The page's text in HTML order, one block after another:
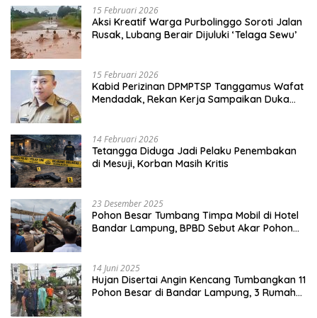
15 Februari 2026
Aksi Kreatif Warga Purbolinggo Soroti Jalan
Rusak, Lubang Berair Dijuluki ‘Telaga Sewu’
15 Februari 2026
Kabid Perizinan DPMPTSP Tanggamus Wafat
Mendadak, Rekan Kerja Sampaikan Duka
14 Februari 2026
Tetangga Diduga Jadi Pelaku Penembakan
di Mesuji, Korban Masih Kritis
23 Desember 2025
Pohon Besar Tumbang Timpa Mobil di Hotel
Bandar Lampung, BPBD Sebut Akar Pohon
14 Juni 2025
Hujan Disertai Angin Kencang Tumbangkan 11
Pohon Besar di Bandar Lampung, 3 Rumah